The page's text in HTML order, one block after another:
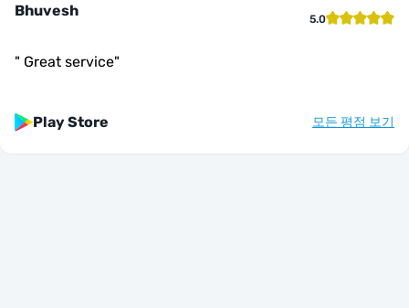
Bhuvesh 5.0
" Great service"
Play Store 모든 평점 보기